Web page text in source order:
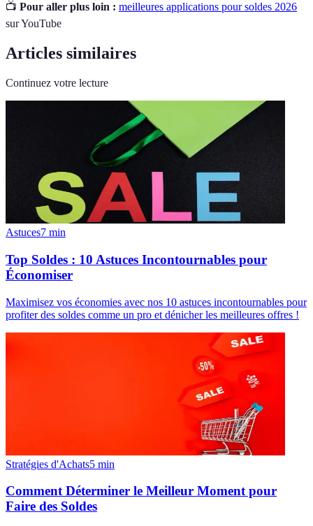
📺 Pour aller plus loin : meilleures applications pour soldes 2026
sur YouTube
Articles similaires
Continuez votre lecture
Astuces7 min
Top Soldes : 10 Astuces Incontournables pour
Économiser
Maximisez vos économies avec nos 10 astuces incontournables pour
profiter des soldes comme un pro et dénicher les meilleures offres !
Stratégies d'Achats5 min
Comment Déterminer le Meilleur Moment pour
Faire des Soldes